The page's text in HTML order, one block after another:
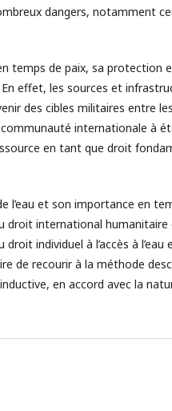
dangers, notamment
temps de paix, sa protection
effet, les sources et
des cibles militaires entre
internationale à
en tant que droit
l’eau et son importance en
droit international humanitaire
individuel à l’accès à l’eau
de recourir à la méthode
en accord avec la